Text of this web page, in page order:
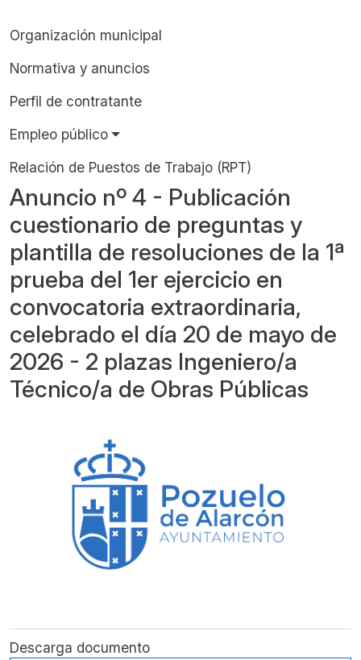
Organización municipal
Normativa y anuncios
Perfil de contratante
Empleo público
Relación de Puestos de Trabajo (RPT)
Anuncio nº 4 - Publicación
cuestionario de preguntas y
plantilla de resoluciones de la 1ª
prueba del 1er ejercicio en
convocatoria extraordinaria,
celebrado el día 20 de mayo de
2026 - 2 plazas Ingeniero/a
Técnico/a de Obras Públicas
Descarga documento